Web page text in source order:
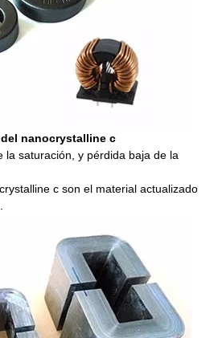
nanocrystalline c
la saturación, y pérdida baja de la
c son el material actualizado